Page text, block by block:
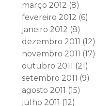
março 2012 (8)
fevereiro 2012 (6)
janeiro 2012 (8)
dezembro 2011 (12)
novembro 2011 (17)
outubro 2011 (21)
setembro 2011 (9)
agosto 2011 (15)
julho 2011 (12)